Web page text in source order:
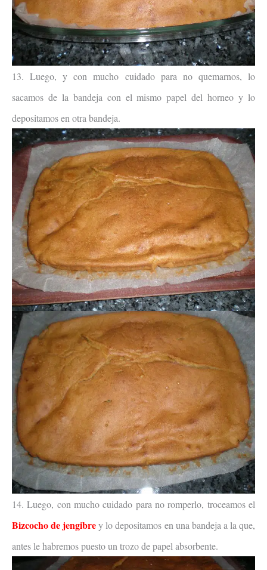
13. Luego, y con mucho cuidado para no quemarnos, lo
sacamos de la bandeja con el mismo papel del horneo y lo
depositamos en otra bandeja.
14. Luego, con mucho cuidado para no romperlo, troceamos el
Bizcocho de jengibrey lo depositamos en una bandeja a la que,
antes le habremos puesto un trozo de papel absorbente.